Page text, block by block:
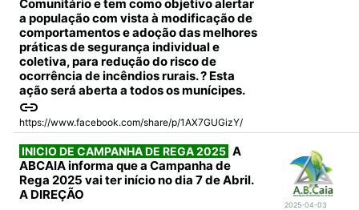
Comunitário e tem como objetivo alertar
a população com vista à modificação de
comportamentos e adoção das melhores
práticas de segurança individual e
coletiva, para redução do risco de
ocorrência de incêndios rurais. ? Esta
ação será aberta a todos os munícipes.
https://www.facebook.com/share/p/1AX7GUGizY/
INICIO DE CAMPANHA DE REGA 2025 A
ABCAIA informa que a Campanha de
Rega 2025 vai ter início no dia 7 de Abril.
A DIREÇÃO
2025-04-03